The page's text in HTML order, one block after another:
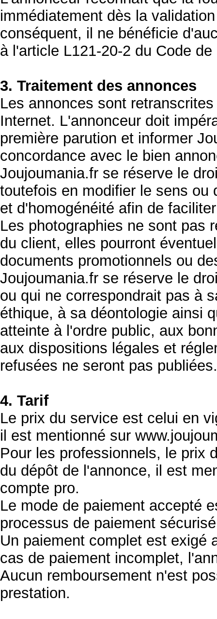
immédiatement dès la
conséquent, il ne bénéficie
à l'article L121-20-2 du Code
3. Traitement des annonces
Les annonces sont
Internet. L'annonceur doit
première parution et informer
concordance avec le bien
Joujoumania.fr se réserve le
toutefois en modifier le sens ou
et d'homogénéité afin de
Les photographies ne sont pas
du client, elles pourront
documents promotionnels ou
Joujoumania.fr se réserve le
ou qui ne correspondrait pas à
éthique, à sa déontologie ainsi
atteinte à l'ordre public, aux
aux dispositions légales et
refusées ne seront pas publiées.
4. Tarif
Le prix du service est celui en
il est mentionné sur
Pour les professionnels, le prix
du dépôt de l'annonce, il est
compte pro.
Le mode de paiement accepté
processus de paiement
Un paiement complet est exigé
cas de paiement incomplet,
Aucun remboursement n'est
prestation.